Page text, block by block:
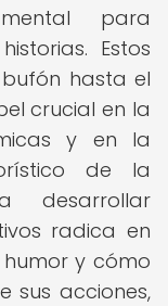
para
Estos
hasta el
crucial en la
y en la
de la
desarrollar
radica en
y cómo
sus acciones,